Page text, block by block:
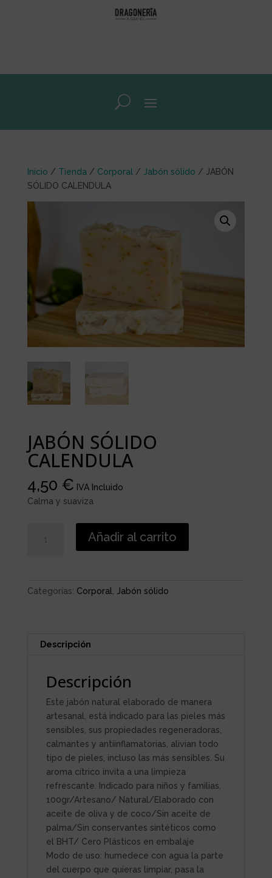
Inicio / Tienda / Corporal / Jabón sólido / JABÓN
SÓLIDO CALENDULA
JABÓN SÓLIDO
CALENDULA
4,50 € IVA Incluido
Calma y suaviza
SÓLIDO
Añadir al carrito
Categorías: Corporal Jabón sólido
Descripción
Descripción
Este jabón natural elaborado de manera
artesanal, está indicado para las pieles más
sensibles, sus propiedades regeneradoras,
calmantes y antiinflamatorias, alivian todo
tipo de pieles, incluso las más sensibles. Su
aroma cítrico invita a una limpieza
refrescante. Indicado para niños y familias.
100gr/Artesano/ Natural/Elaborado con
aceite de oliva y de coco/Sin aceite de
palma/Sin conservantes sintéticos como
el BHT/ Cero Plásticos en embalaje
Modo de uso: humedece con agua la parte
del cuerpo que quieras limpiar, pasa la